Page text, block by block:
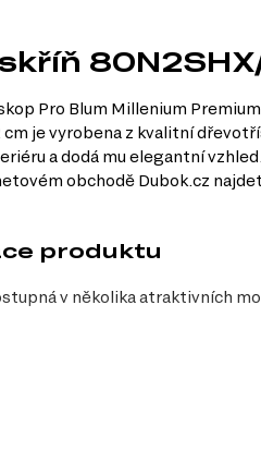
Pro Blum Millenium
cm je vyrobena z kvalitní
a dodá mu elegantní
obchodě Dubok.cz
produktu
v několika atraktivních